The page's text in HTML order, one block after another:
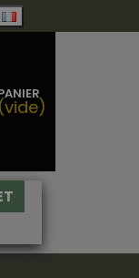
(vide)